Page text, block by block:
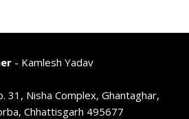
- Kamlesh Yadav
31, Nisha Complex, Ghantaghar,
Chhattisgarh 495677